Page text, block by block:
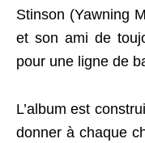
Stinson (Yawning
et son ami de
pour une ligne de
L’album est
donner à chaque